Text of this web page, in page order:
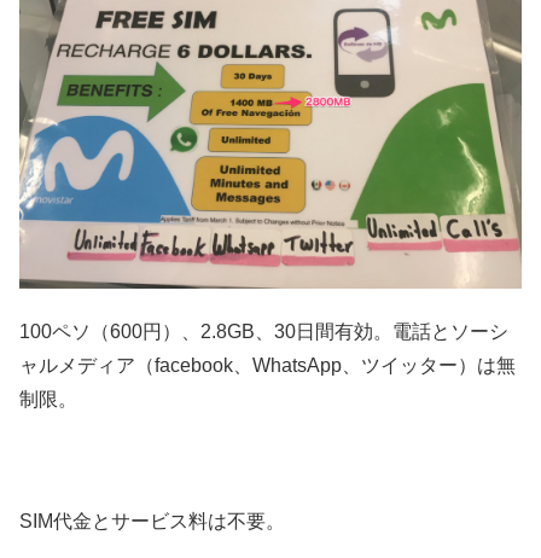
100ペソ（600円）、2.8GB、30日間有効。電話とソーシ
ャルメディア（facebook、WhatsApp、ツイッター）は無
制限。
SIM代金とサービス料は不要。